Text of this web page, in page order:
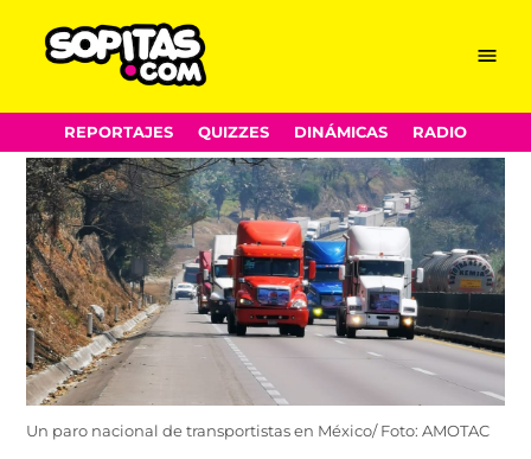
Skip
to
content
Menu
REPORTAJES QUIZZES DINÁMICAS RADIO
Un paro nacional de transportistas en México/ Foto: AMOTAC